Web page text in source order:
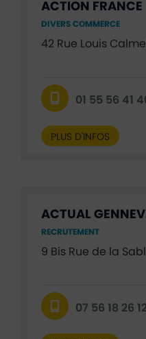
ACTION FRANCE
DIVERS COMMERCE
42 Rue Louis Calmel
01 55 56 41
PLUS D'INFOS
ACTUAL
RECRUTEMENT
9 Bis Rue de la
07 56 18 26